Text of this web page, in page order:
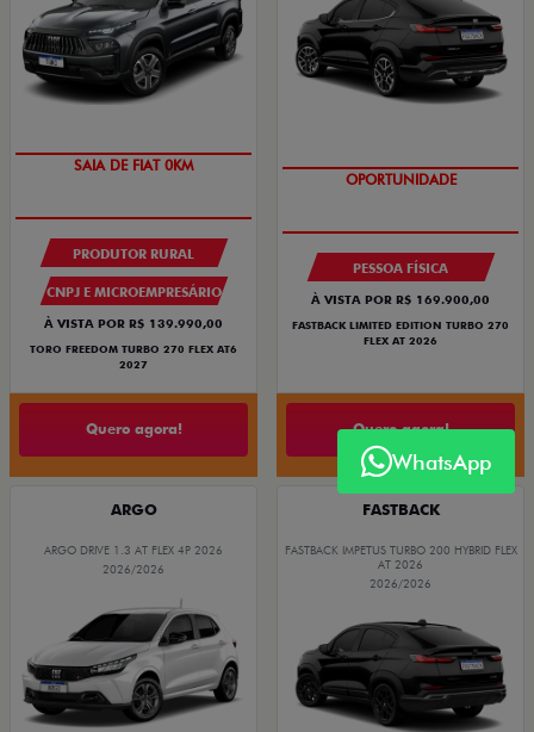
OPORTUNIDADE
PRODUTOR RURAL
CNPJ E MICROEMPRESÁRIO
À VISTA POR R$ 139.990,00
TORO FREEDOM TURBO 270 FLEX AT6
2027
Quero agora!
EXCLUSIVO
PESSOA FÍSICA
À VISTA POR R$ 169.900,00
FASTBACK LIMITED EDITION TURBO 270
FLEX AT 2026
Quero agora!
ARGO
ARGO DRIVE 1.3 AT FLEX 4P 2026
2026/2026
FASTBACK
FASTBACK IMPETUS TURBO 200 HYBRID FLEX
AT 2026
2026/2026
WhatsApp